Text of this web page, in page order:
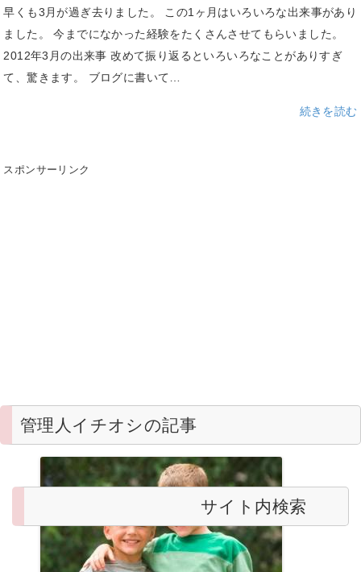
早くも3月が過ぎ去りました。 この1ヶ月はいろいろな出来事があり
ました。 今までになかった経験をたくさんさせてもらいました。
2012年3月の出来事 改めて振り返るといろいろなことがありすぎ
て、驚きます。 ブログに書いて…
続きを読む
スポンサーリンク
管理人イチオシの記事
サイト内検索